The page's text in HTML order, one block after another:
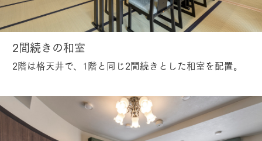
2間続きの和室
2階は格天井で、1階と同じ2間続きとした和室を配置。